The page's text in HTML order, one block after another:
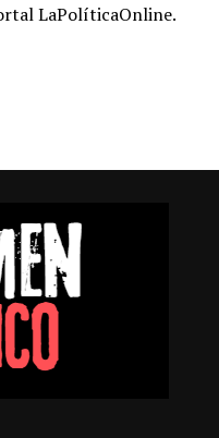
LaPolíticaOnline.